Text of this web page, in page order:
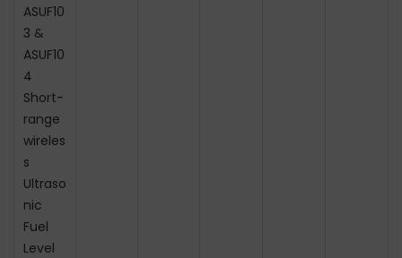
ASUF10
3 &
ASUF10
4
Short-
range
wireles
s
Ultraso
nic
Fuel
Level